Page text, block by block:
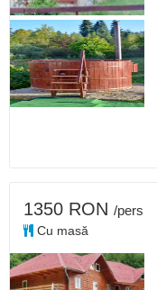
1350 RON /pers
Cu masă